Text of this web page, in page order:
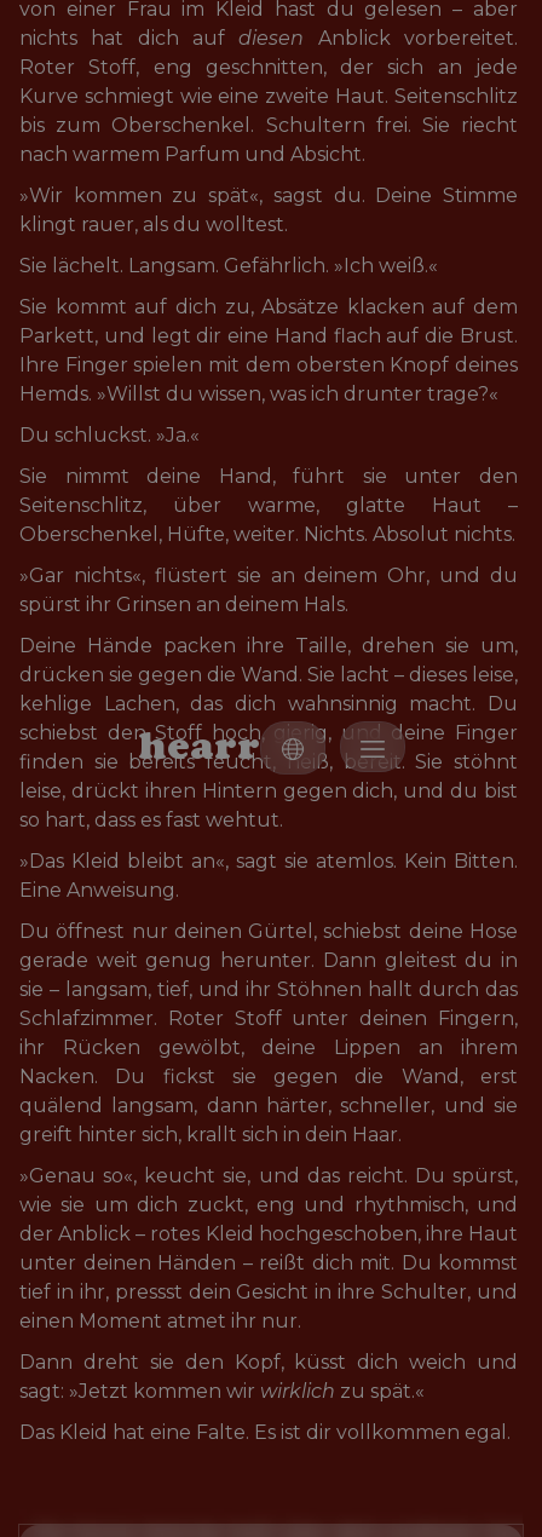
hearr
von einer Frau im Kleid hast du gelesen – aber
nichts hat dich auf diesen Anblick vorbereitet.
Roter Stoff, eng geschnitten, der sich an jede
Kurve schmiegt wie eine zweite Haut. Seitenschlitz
bis zum Oberschenkel. Schultern frei. Sie riecht
nach warmem Parfum und Absicht.
»Wir kommen zu spät«, sagst du. Deine Stimme
klingt rauer, als du wolltest.
Sie lächelt. Langsam. Gefährlich. »Ich weiß.«
Sie kommt auf dich zu, Absätze klacken auf dem
Parkett, und legt dir eine Hand flach auf die Brust.
Ihre Finger spielen mit dem obersten Knopf deines
Hemds. »Willst du wissen, was ich drunter trage?«
Du schluckst. »Ja.«
Sie nimmt deine Hand, führt sie unter den
Seitenschlitz, über warme, glatte Haut –
Oberschenkel, Hüfte, weiter. Nichts. Absolut nichts.
»Gar nichts«, flüstert sie an deinem Ohr, und du
spürst ihr Grinsen an deinem Hals.
Deine Hände packen ihre Taille, drehen sie um,
drücken sie gegen die Wand. Sie lacht – dieses leise,
kehlige Lachen, das dich wahnsinnig macht. Du
schiebst den Stoff hoch, gierig, und deine Finger
finden sie bereits feucht, heiß, bereit. Sie stöhnt
leise, drückt ihren Hintern gegen dich, und du bist
so hart, dass es fast wehtut.
»Das Kleid bleibt an«, sagt sie atemlos. Kein Bitten.
Eine Anweisung.
Du öffnest nur deinen Gürtel, schiebst deine Hose
gerade weit genug herunter. Dann gleitest du in
sie – langsam, tief, und ihr Stöhnen hallt durch das
Schlafzimmer. Roter Stoff unter deinen Fingern,
ihr Rücken gewölbt, deine Lippen an ihrem
Nacken. Du fickst sie gegen die Wand, erst
quälend langsam, dann härter, schneller, und sie
greift hinter sich, krallt sich in dein Haar.
»Genau so«, keucht sie, und das reicht. Du spürst,
wie sie um dich zuckt, eng und rhythmisch, und
der Anblick – rotes Kleid hochgeschoben, ihre Haut
unter deinen Händen – reißt dich mit. Du kommst
tief in ihr, pressst dein Gesicht in ihre Schulter, und
einen Moment atmet ihr nur.
Dann dreht sie den Kopf, küsst dich weich und
sagt: »Jetzt kommen wir wirklich zu spät.«
Das Kleid hat eine Falte. Es ist dir vollkommen egal.